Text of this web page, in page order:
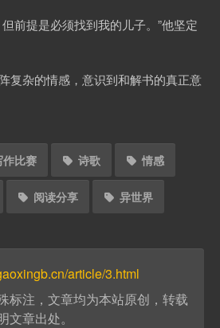
前提是必须找到我的儿子。”他坚定
复杂的情感，意识到和解书的真正意
作比赛 诗歌 情感
阅读分享 异世界
article/3.html
标注，文章均为本站原创，转载
章出处。